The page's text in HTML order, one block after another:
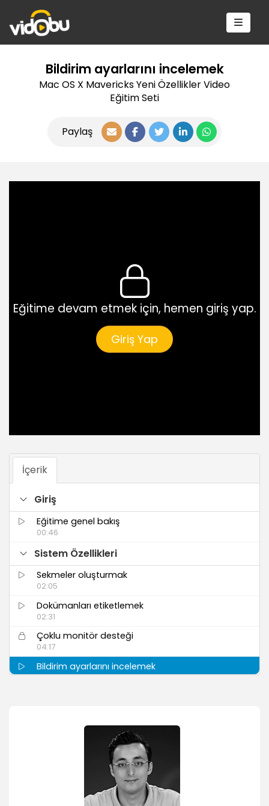
Bildirim ayarlarını incelemek
Mac OS X Mavericks Yeni Özellikler Video
Eğitim Seti
Paylaş
Eğitime devam etmek için, hemen giriş yap.
Giriş Yap
İçerik
Giriş
Eğitime genel bakış
00:46
Sistem Özellikleri
Sekmeler oluşturmak
02:05
Dokümanları etiketlemek
02:31
Çoklu monitör desteği
04:17
Bildirim ayarlarını incelemek
01:45
Konuşmaları metine dökmek
İlaveler ve Geliştirmeler
Maps uygulaması ile konumu hakkında bilgi